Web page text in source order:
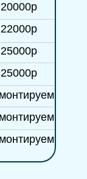
20000р
22000р
25000р
25000р